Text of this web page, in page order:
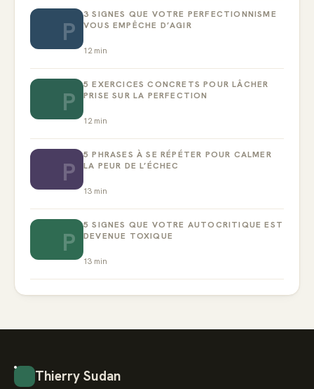
P
3 SIGNES QUE VOTRE PERFECTIONNISME
VOUS EMPÊCHE D’AGIR
12min
P
5 EXERCICES CONCRETS POUR LÂCHER
PRISE SUR LA PERFECTION
12min
P
5 PHRASES À SE RÉPÉTER POUR CALMER
LA PEUR DE L’ÉCHEC
13 min
P
5 SIGNES QUE VOTRE AUTOCRITIQUE EST
DEVENUE TOXIQUE
13 min
Thierry Sudan